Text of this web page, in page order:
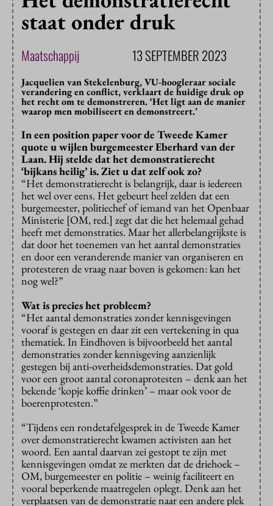
staat onder druk
Maatschappij 13 SEPTEMBER 2023
Jacquelien van Stekelenburg, VU-hoogleraar sociale
verandering en conflict, verklaart de huidige druk op
het recht om te demonstreren. ‘Het ligt aan de manier
waarop men mobiliseert en demonstreert.’
In een position paper voor de Tweede Kamer
quote u wijlen burgemeester Eberhard van der
Laan. Hij stelde dat het demonstratierecht
‘bijkans heilig’ is. Ziet u dat zelf ook zo?
“Het demonstratierecht is belangrijk, daar is iedereen
het wel over eens. Het gebeurt heel zelden dat een
burgemeester, politiechef of iemand van het Openbaar
Ministerie [OM, red.] zegt dat die het helemaal gehad
heeft met demonstraties. Maar het allerbelangrijkste is
dat door het toenemen van het aantal demonstraties
en door een veranderende manier van organiseren en
protesteren de vraag naar boven is gekomen: kan het
nog wel?”
Wat is precies het probleem?
“Het aantal demonstraties zonder kennisgevingen
vooraf is gestegen en daar zit een vertekening in qua
thematiek. In Eindhoven is bijvoorbeeld het aantal
demonstraties zonder kennisgeving aanzienlijk
gestegen bij anti-overheidsdemonstraties. Dat gold
voor een groot aantal coronaprotesten – denk aan het
bekende ‘kopje koffie drinken’ – maar ook voor de
boerenprotesten.”
“Tijdens een rondetafelgesprek in de Tweede Kamer
over demonstratierecht kwamen activisten aan het
woord. Een aantal daarvan zei gestopt te zijn met
kennisgevingen omdat ze merkten dat de driehoek –
OM, burgemeester en politie – weinig faciliteert en
vooral beperkende maatregelen oplegt. Denk aan het
verplaatsen van de demonstratie naar een andere plek